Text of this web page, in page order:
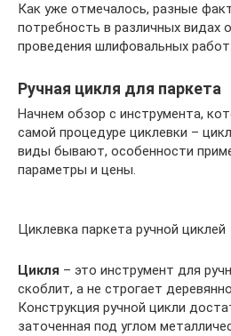
Как уже отмечалось, разные
потребность в различных видах
проведения шлифовальных работ.
Ручная цикля для паркета
Начнем обзор с инструмента,
самой процедуре циклевки –
виды бывают, особенности
параметры и цены.
Циклевка паркета ручной циклей
Цикля – это инструмент для
скоблит, а не строгает
Конструкция ручной цикли
заточенная под углом